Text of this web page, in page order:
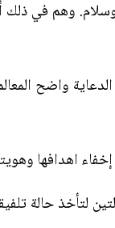
وهم في ذلك
واضح
إخفاء اهدافها
لتأخذ